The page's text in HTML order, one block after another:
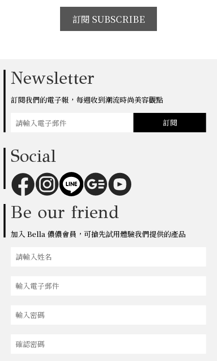
訂閱 SUBSCRIBE
Newsletter
訂閱我們的電子報，每週收到潮流時尚美容觀點
訂閱
Social
Be our friend
加入 Bella 儂儂會員，可搶先試用體驗我們提供的產品